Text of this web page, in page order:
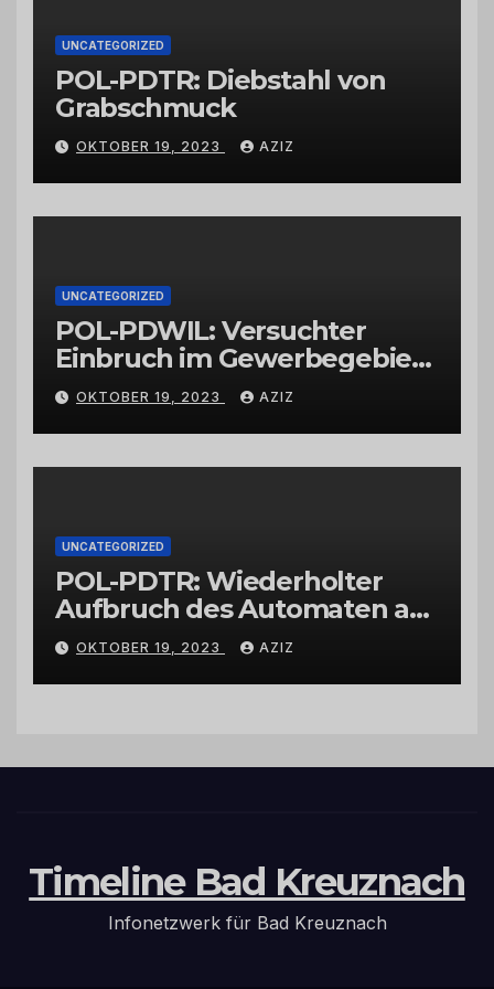
UNCATEGORIZED
POL-PDTR: Diebstahl von
Grabschmuck
OKTOBER 19, 2023 AZIZ
UNCATEGORIZED
POL-PDWIL: Versuchter
Einbruch im Gewerbegebiet
Wittlich
OKTOBER 19, 2023 AZIZ
UNCATEGORIZED
POL-PDTR: Wiederholter
Aufbruch des Automaten am
Wohnmobilstellplatz in
Hermeskeil am Labachweg
OKTOBER 19, 2023 AZIZ
Timeline Bad Kreuznach
Infonetzwerk für Bad Kreuznach